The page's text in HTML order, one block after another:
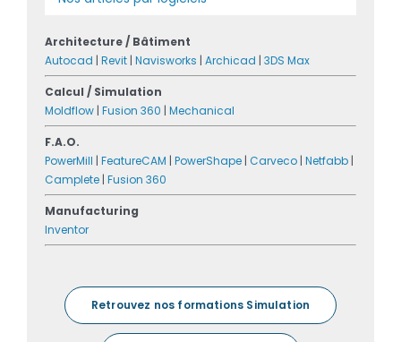
Architecture / Bâtiment
Autocad | Revit | Navisworks | Archicad | 3DS Max
Calcul / Simulation
Moldflow | Fusion 360 | Mechanical
F.A.O.
PowerMill | FeatureCAM | PowerShape | Carveco | Netfabb |
Camplete | Fusion 360
Manufacturing
Inventor
Retrouvez nos formations Simulation